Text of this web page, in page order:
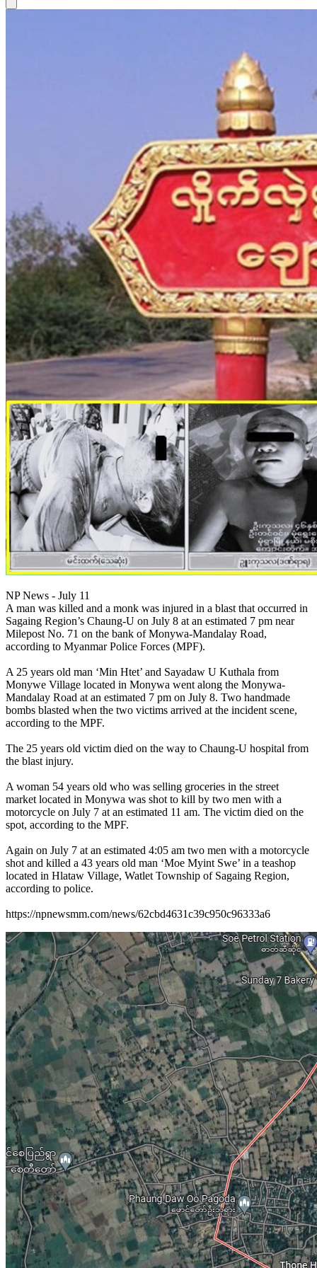
NP News - July 11
A man was killed and a monk was injured in a blast that occurred in
Sagaing Region’s Chaung-U on July 8 at an estimated 7 pm near
Milepost No. 71 on the bank of Monywa-Mandalay Road,
according to Myanmar Police Forces (MPF).
A 25 years old man ‘Min Htet’ and Sayadaw U Kuthala from
Monywe Village located in Monywa went along the Monywa-
Mandalay Road at an estimated 7 pm on July 8. Two handmade
bombs blasted when the two victims arrived at the incident scene,
according to the MPF.
The 25 years old victim died on the way to Chaung-U hospital from
the blast injury.
A woman 54 years old who was selling groceries in the street
market located in Monywa was shot to kill by two men with a
motorcycle on July 7 at an estimated 11 am. The victim died on the
spot, according to the MPF.
Again on July 7 at an estimated 4:05 am two men with a motorcycle
shot and killed a 43 years old man ‘Moe Myint Swe’ in a teashop
located in Hlataw Village, Watlet Township of Sagaing Region,
according to police.
https://npnewsmm.com/news/62cbd4631c39c950c96333a6